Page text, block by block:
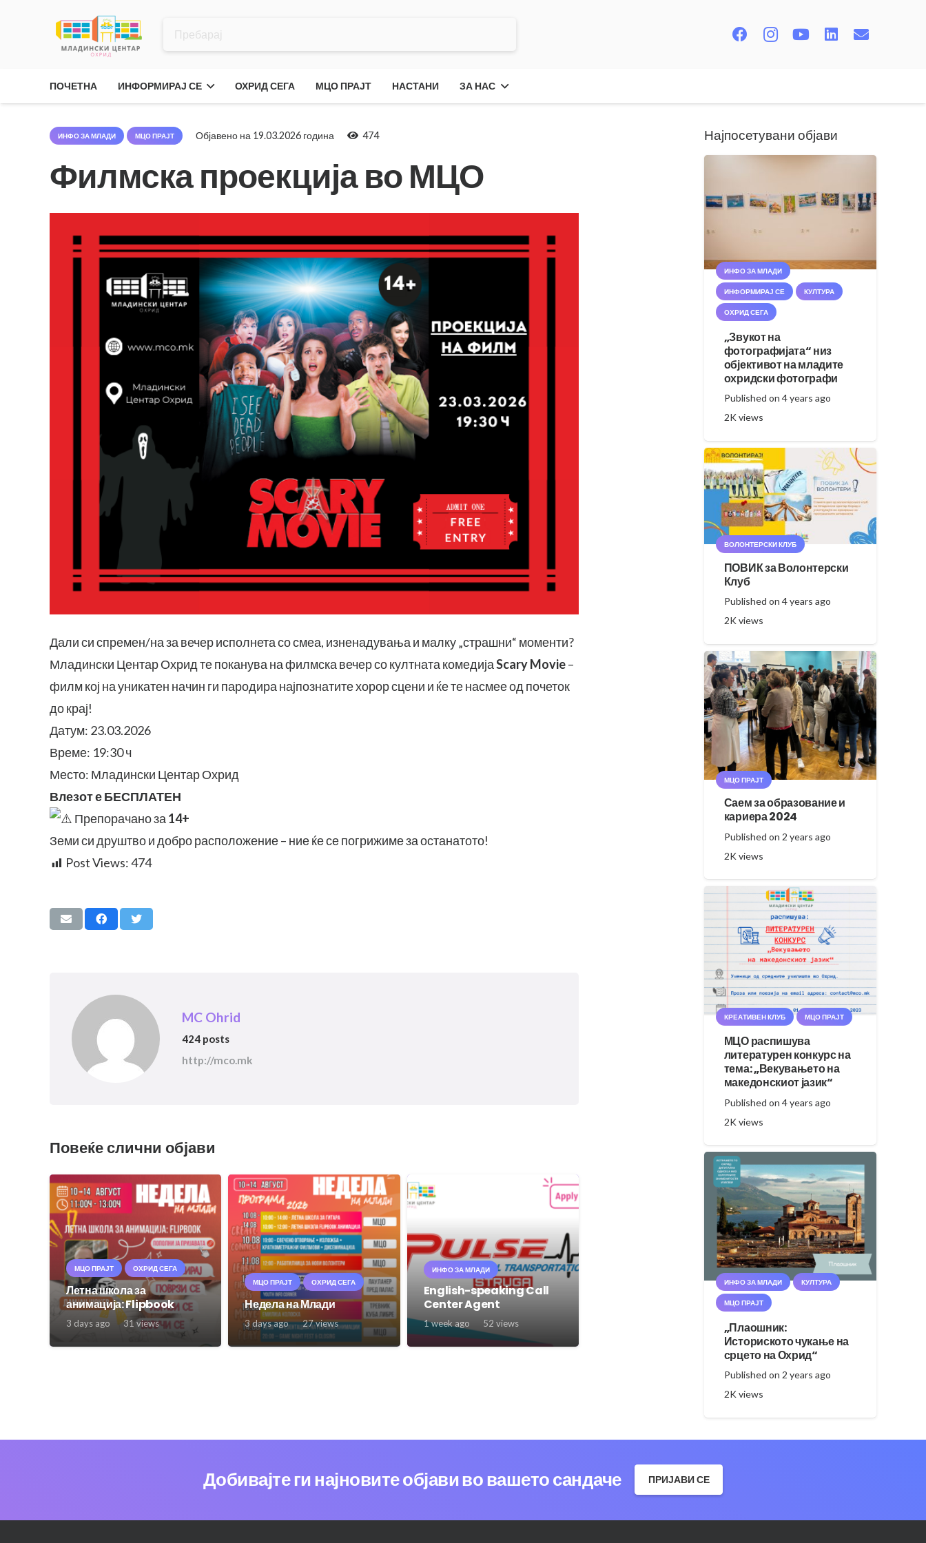
ПОЧЕТНА ИНФОРМИРАЈ СЕ ОХРИД СЕГА МЦО ПРАЈТ НАСТАНИ ЗА НАС
ИНФО ЗА МЛАДИ МЦО ПРАЈТ Објавено на 19.03.2026 година 474
Филмска проекција во МЦО
Дали си спремен/на за вечер исполнета со смеа, изненадувања и малку „страшни“ моменти?
Младински Центар Охрид те поканува на филмска вечер со култната комедијаScary Movie–
филм кој на уникатен начин ги пародира најпознатите хорор сцени и ќе те насмее од почеток
до крај!
Датум: 23.03.2026
Време: 19:30 ч
Место: Младински Центар Охрид
Влезот е БЕСПЛАТЕН
Препорачано за 14+
Земи си друштво и добро расположение – ние ќе се погрижиме за останатото!
Post Views:474
MC Ohrid
424 posts
http://mco.mk
Повеќе слични објави
МЦО ПРАЈТ ОХРИД СЕГА
Летна школа за
анимација: Flipbook
3 days ago 31views
МЦО ПРАЈТ ОХРИД СЕГА
Недела на Млади
3 days ago 27views
ИНФО ЗА МЛАДИ
English-speaking Call
Center Agent
1 week ago 52 views
Најпосетувани објави
ИНФО ЗА МЛАДИ
ИНФОРМИРАЈ СЕ КУЛТУРА
ОХРИД СЕГА
„Звукот на
фотографијата“ низ
објективот на младите
охридски фотографи
Published on 4 years ago
2Kviews
ВОЛОНТЕРСКИ КЛУБ
ПОВИК за Волонтерски
Клуб
Published on 4 years ago
2Kviews
МЦО ПРАЈТ
Саем за образование и
кариера 2024
Published on 2 years ago
2Kviews
КРЕАТИВЕН КЛУБ МЦО ПРАЈТ
МЦО распишува
литературен конкурс на
тема: „Векувањето на
македонскиот јазик“
Published on 4 years ago
2Kviews
ИНФО ЗА МЛАДИ КУЛТУРА
МЦО ПРАЈТ
„Плаошник:
Историското чукање на
срцето на Охрид“
Published on 2 years ago
2Kviews
Добивајте ги најновите објави во вашето сандаче ПРИЈАВИ СЕ